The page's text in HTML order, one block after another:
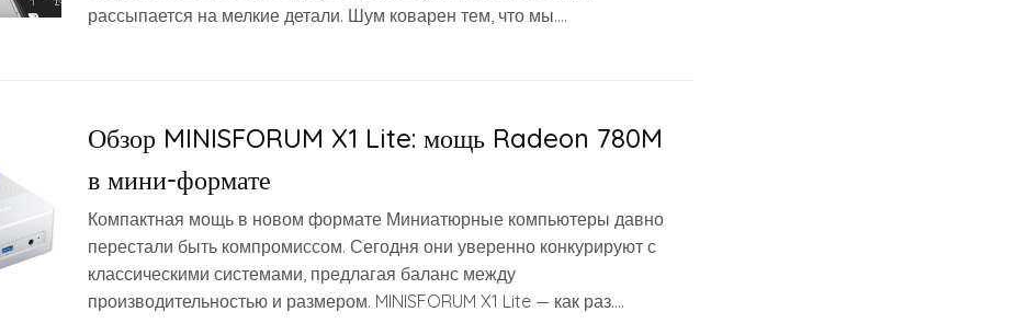
рассыпается на мелкие детали. Шум коварен тем, что мы….
Обзор MINISFORUM X1 Lite: мощь Radeon 780M
в мини-формате
Компактная мощь в новом формате Миниатюрные компьютеры давно
перестали быть компромиссом. Сегодня они уверенно конкурируют с
классическими системами, предлагая баланс между
производительностью и размером. MINISFORUM X1 Lite — как раз….